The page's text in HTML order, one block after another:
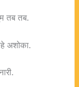
तब तब.
अशोका.